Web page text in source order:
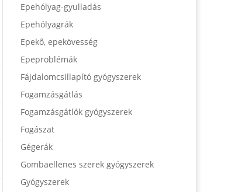
Epehólyag-gyulladás
Epehólyagrák
Epekő, epekövesség
Epeproblémák
Fájdalomcsillapító gyógyszerek
Fogamzásgátlás
Fogamzásgátlók gyógyszerek
Fogászat
Gégerák
Gombaellenes szerek gyógyszerek
Gyógyszerek